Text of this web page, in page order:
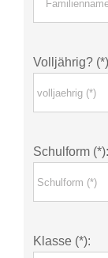
Volljährig?
Schulform (*):
Klasse (*):